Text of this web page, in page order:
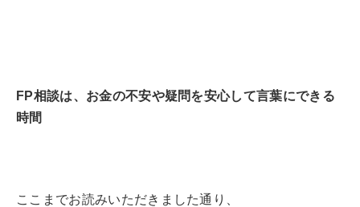
FP相談は、お金の不安や疑問を安心して言葉にできる
時間
ここまでお読みいただきました通り、